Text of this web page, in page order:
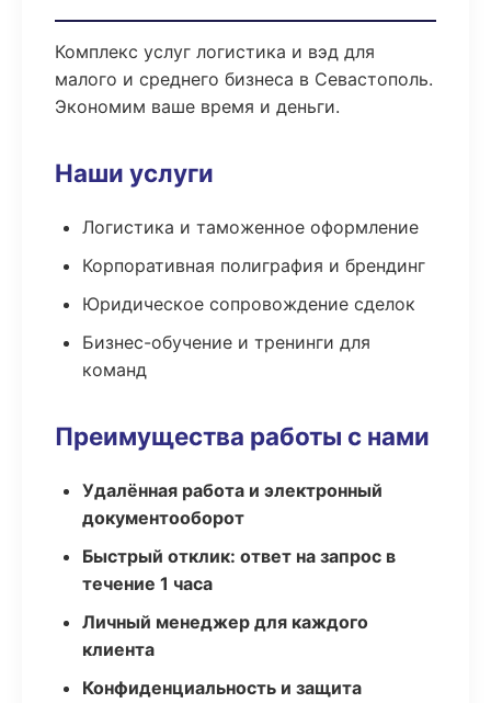
Комплекс услуг логистика и вэд для
малого и среднего бизнеса в Севастополь.
Экономим ваше время и деньги.
Наши услуги
Логистика и таможенное оформление
Корпоративная полиграфия и брендинг
Юридическое сопровождение сделок
Бизнес-обучение и тренинги для
команд
Преимущества работы с нами
Удалённая работа и электронный
документооборот
Быстрый отклик: ответ на запрос в
течение 1 часа
Личный менеджер для каждого
клиента
Конфиденциальность и защита